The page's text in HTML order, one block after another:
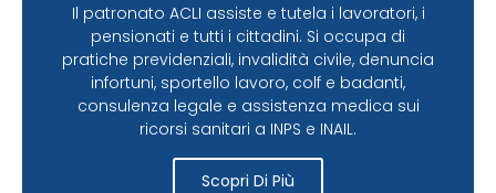
Il patronato ACLI assiste e tutela i lavoratori, i
pensionati e tutti i cittadini. Si occupa di
pratiche previdenziali, invalidità civile, denuncia
infortuni, sportello lavoro, colf e badanti,
consulenza legale e assistenza medica sui
ricorsi sanitari a INPS e INAIL.
Scopri Di Più